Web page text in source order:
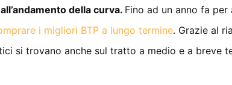
della curva. Fino ad un anno fa per
i migliori BTP a lungo termine. Grazie al
si trovano anche sul tratto a medio e a breve